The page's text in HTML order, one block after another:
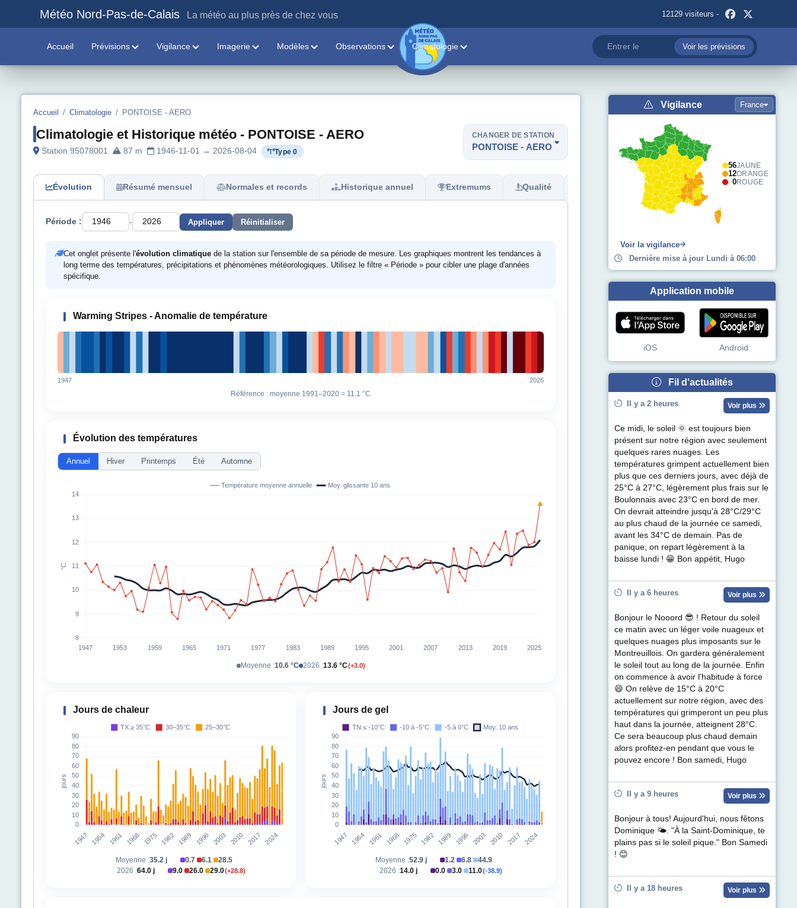
Météo Nord-Pas-de-Calais La météo au plus près de chez vous 12129 visiteurs -
Accueil Prévisions Vigilance Imagerie Modèles Observations Climatologie Voir les prévisions
Accueil / Climatologie / PONTOISE - AERO
Climatologie et Historique météo - PONTOISE - AERO
Station 95078001 87 m 1946-11-01 → 2026-08-04 Type 0
CHANGER DE STATION
PONTOISE - AERO
Évolution Résumé mensuel Normales et records Historique annuel Extremums Qualité
Période : - Appliquer Réinitialiser
Cet onglet présente l'évolution climatique de la station sur l'ensemble de sa période de mesure. Les graphiques montrent les tendances à
long terme des températures, précipitations et phénomènes météorologiques. Utilisez le filtre « Période » pour cibler une plage d'années
spécifique.
Warming Stripes - Anomalie de température
1947 2026
Référence : moyenne 1991–2020 = 11.1 °C
Évolution des températures
Annuel Hiver Printemps Été Automne
Moyenne :10.6 °C 2026 :13.6 °C(+3.0)
Jours de chaleur
Moyenne :35.2 j 0.7 6.1
28.5
2026 :64.0 j 9.0| 26.0| 29.0(+28.8)
Jours de gel
Moyenne :52.9 j 1.2 6.8
44.9
2026 :14.0 j 0.0| 3.0| 11.0(-38.9)
Vigilance France
56JAUNE
12ORANGE
0ROUGE
Voir la vigilance
Dernière mise à jour Lundi à 06:00
Application mobile
iOS Android
Fil d'actualités
Il y a 2 heures Voir plus
Ce midi, le soleil 🌞 est toujours bien
présent sur notre région avec seulement
quelques rares nuages. Les
températures grimpent actuellement bien
plus que ces derniers jours, avec déjà de
25°C à 27°C, légèrement plus frais sur le
Boulonnais avec 23°C en bord de mer.
On devrait atteindre jusqu'à 28°C/29°C
au plus chaud de la journée ce samedi,
avant les 34°C de demain. Pas de
panique, on repart légèrement à la
baisse lundi ! 😁 Bon appétit, Hugo
Il y a 6 heures Voir plus
Bonjour le Nooord 😎 ! Retour du soleil
ce matin avec un léger voile nuageux et
quelques nuages plus imposants sur le
Montreuillois. On gardera généralement
le soleil tout au long de la journée. Enfin
on commence à avoir l’habitude à force
😄 On relève de 15°C à 20°C
actuellement sur notre région, avec des
températures qui grimperont un peu plus
haut dans la journée, atteignent 28°C.
Ce sera beaucoup plus chaud demain
alors profitez-en pendant que vous le
pouvez encore ! Bon samedi, Hugo
Il y a 9 heures Voir plus
Bonjour à tous! Aujourd'hui, nous fêtons
Dominique 🌤. "À la Saint-Dominique, te
plains pas si le soleil pique." Bon Samedi
! 😊
Il y a 18 heures Voir plus